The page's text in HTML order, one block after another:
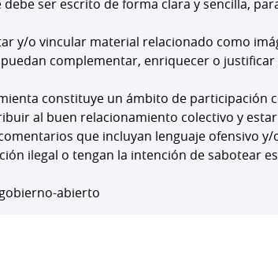
ser escrito de forma clara y sencilla,
y/o vincular material relacionado como
complementar, enriquecer o
constituye un ámbito de participación
al buen relacionamiento colectivo y
que incluyan lenguaje ofensivo
ilegal o tengan la intención de sabotear
abierto